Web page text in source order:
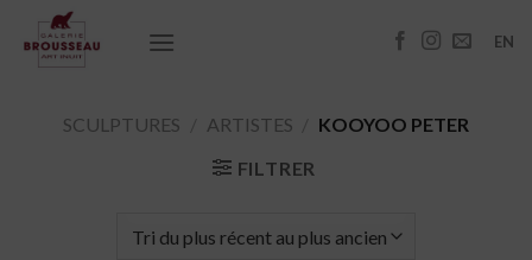
Passer
contenu
EN
SCULPTURES ARTISTES
KOOYOO PETER
FILTRER